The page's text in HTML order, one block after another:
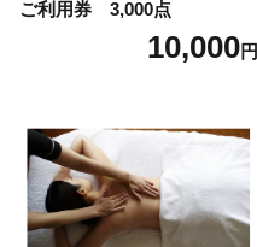
ご利用券 3,000点
10,000円